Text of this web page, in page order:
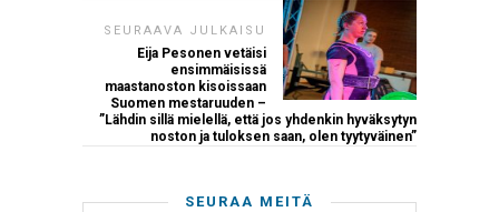
SEURAAVA JULKAISU
Eija Pesonen vetäisi
ensimmäisissä
maastanoston kisoissaan
Suomen mestaruuden –
”Lähdin sillä mielellä, että jos yhdenkin hyväksytyn
noston ja tuloksen saan, olen tyytyväinen”
SEURAA MEITÄ